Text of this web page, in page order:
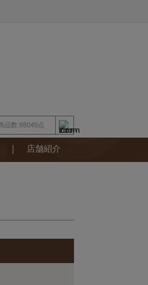
店舗紹介